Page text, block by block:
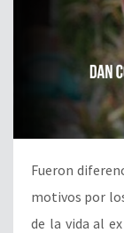
Fueron
motivos por
de la vida al